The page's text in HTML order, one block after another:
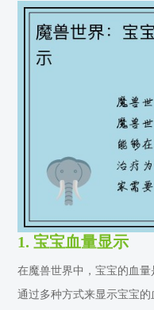
1. 宝宝血量显示
在魔兽世界中，宝宝的血
通过多种方式来显示宝宝的